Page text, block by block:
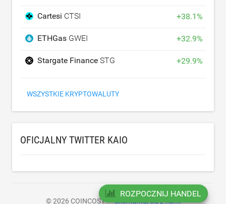
Cartesi CTSI +38.1%
ETHGas GWEI +32.9%
Stargate Finance STG +29.9%
WSZYSTKIE KRYPTOWALUTY
OFICJALNY TWITTER KAIO
© 2026 COINCOST Skontaktuj się z nami
ROZPOCZNIJ HANDEL